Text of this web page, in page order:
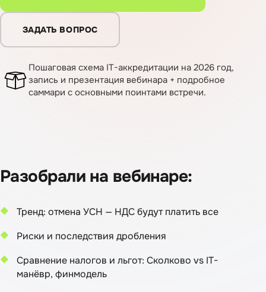
ЗАДАТЬ ВОПРОС
Пошаговая схема IT-аккредитации на 2026 год,
запись и презентация вебинара + подробное
саммари с основными поинтами встречи.
Разобрали на вебинаре:
Тренд: отмена УСН — НДС будут платить все
Риски и последствия дробления
Сравнение налогов и льгот: Сколково vs IT-
манёвр, финмодель